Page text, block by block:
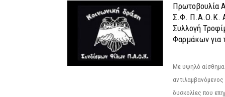
Πρωτοβουλία
Σ.Φ. Π.Α.Ο.Κ.
Συλλογή
Φαρμάκων για
Με υψηλό αίσθημα
αντιλαμβανόμενος
δυσκολίες που